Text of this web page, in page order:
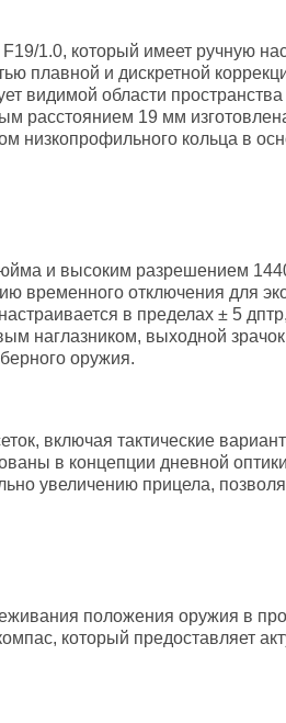
1.0, который имеет ручную
плавной и дискретной
видимой области
19 мм
низкопрофильного кольца в
и высоким разрешением
временного отключения для
в пределах ± 5
наглазником, выходной
оружия.
включая тактические
в концепции дневной
увеличению прицела,
положения оружия в
который предоставляет